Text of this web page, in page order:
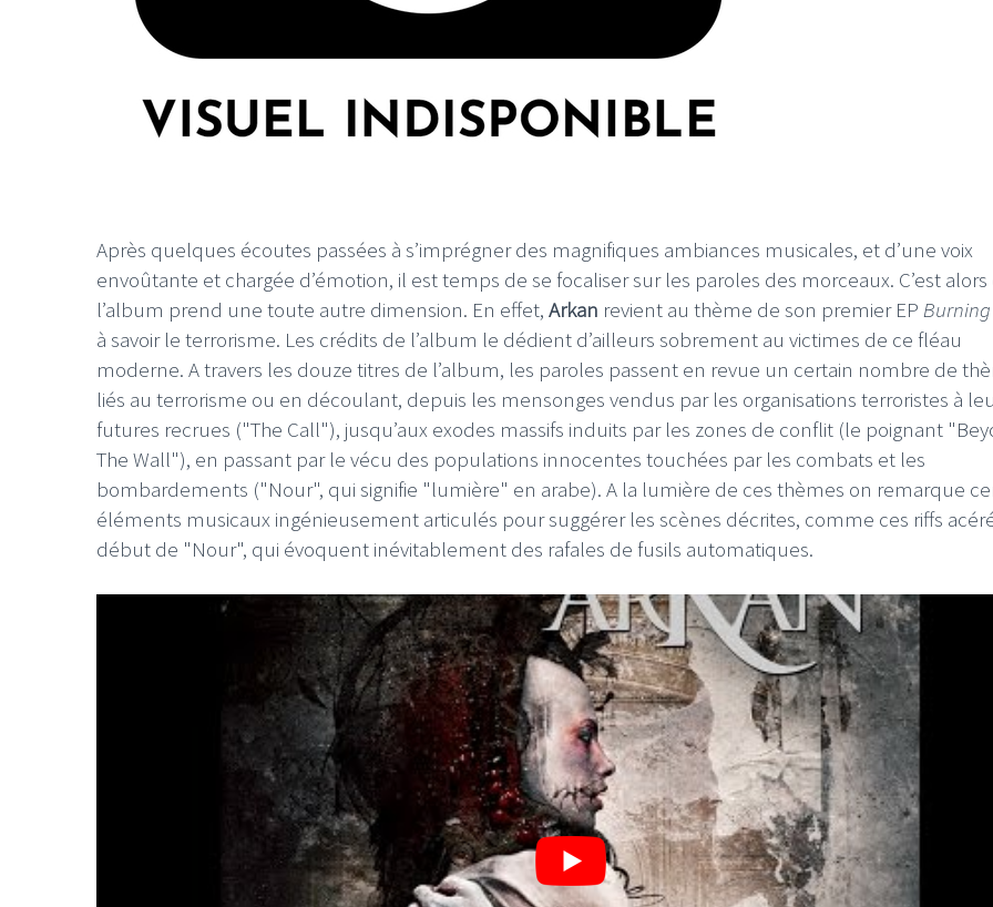
Après quelques écoutes passées à s’imprégner des magnifiques ambiances musicales, et d’une voix
envoûtante et chargée d’émotion, il est temps de se focaliser sur les paroles des morceaux. C’est
l’album prend une toute autre dimension. En effet, Arkan revient au thème de son premier EP Burning
à savoir le terrorisme. Les crédits de l’album le dédient d’ailleurs sobrement au victimes de ce fléau
moderne. A travers les douze titres de l’album, les paroles passent en revue un certain nombre de
liés au terrorisme ou en découlant, depuis les mensonges vendus par les organisations terroristes à
futures recrues ("The Call"), jusqu’aux exodes massifs induits par les zones de conflit (le poignant
The Wall"), en passant par le vécu des populations innocentes touchées par les combats et les
bombardements ("Nour", qui signifie "lumière" en arabe). A la lumière de ces thèmes on remarque
éléments musicaux ingénieusement articulés pour suggérer les scènes décrites, comme ces riffs
début de "Nour", qui évoquent inévitablement des rafales de fusils automatiques.